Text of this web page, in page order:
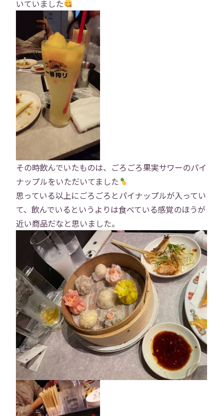
役員紹介
採用情報
社員インタビュー
研修
プロジェクト
社員ブログ 社員Vlog
Instagram X
お問い合わせ プライバシーポリシー
→
いていました
その時飲んでいたものは、ごろごろ果実サワーのパイ
ナップルをいただいてました
思っている以上にごろごろとパイナップルが入ってい
て、飲んでいるというよりは食べている感覚のほうが
近い商品だなと思いました。